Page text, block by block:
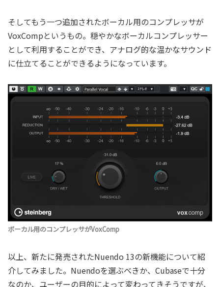
そしてもう一つ追加されたボーカル用のコンプレッサが
VoxCompというもの。穏やかなボーカルコンプレッサー
として利用することができ、アナログ的な温かなサウンド
に仕立てることができるようになっています。
ボーカル用のコンプレッサがVoxComp
以上、新たに発売されたNuendo 13の新機能について紹
介してみました。Nuendoを選ぶべきか、Cubaseで十分
なのか、ユーザーの目的によって変わってきそうですが、